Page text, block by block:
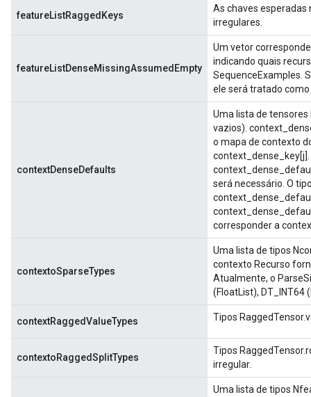
featureListRaggedKeys
As chaves esperadas
irregulares.
featureListDenseMissingAssumedEmpty
Um vetor
indicando quais
SequenceExamples.
ele será tratado
contextDenseDefaults
Uma lista de
vazios).
o mapa de contexto
será necessário. O
corresponder a
contextoSparseTypes
Uma lista de tipos
contexto Recurso
Atualmente, o
(FloatList), DT_INT64
contextRaggedValueTypes Tipos
contextoRaggedSplitTypes
Tipos
irregular.
Uma lista de tipos